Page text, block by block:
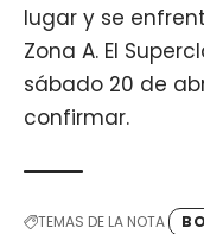
lugar y se
Zona A. El
sábado 20 de
confirmar.
TEMAS DE LA NOTA